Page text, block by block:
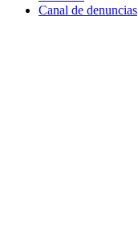
Canal de denuncias